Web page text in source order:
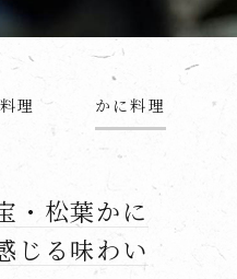
理 かに料理
・松葉かに
じる味わい